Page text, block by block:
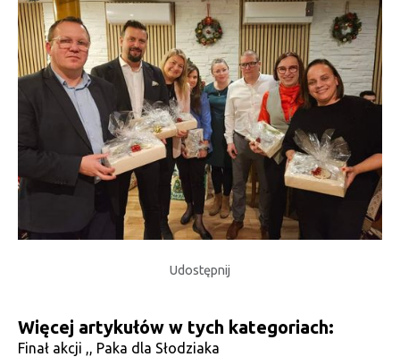
Udostępnij
Więcej artykułów w tych kategoriach:
Finał akcji ,, Paka dla Słodziaka